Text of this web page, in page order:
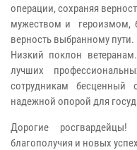
операции, сохраняя
мужеством и героизмом,
верность выбранному пути.
Низкий поклон
лучших
сотрудникам
надежной опорой для
Дорогие
благополучия и новых